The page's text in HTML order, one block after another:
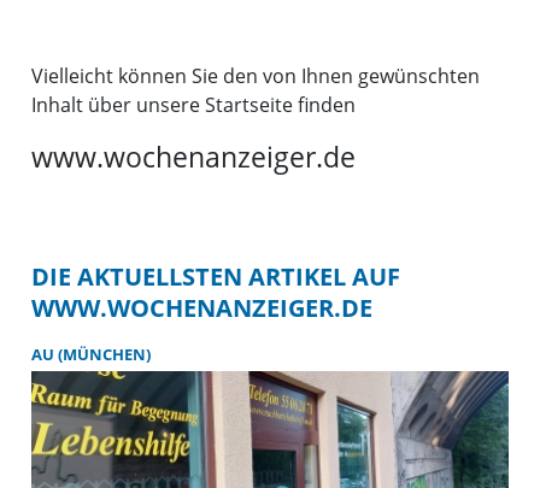
Vielleicht können Sie den von Ihnen gewünschten
Inhalt über unsere Startseite finden
www.wochenanzeiger.de
DIE AKTUELLSTEN ARTIKEL AUF
WWW.WOCHENANZEIGER.DE
AU (MÜNCHEN)